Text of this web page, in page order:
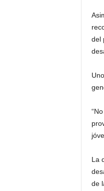
del
La
de